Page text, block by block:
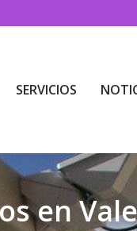
SERVICIOS
en